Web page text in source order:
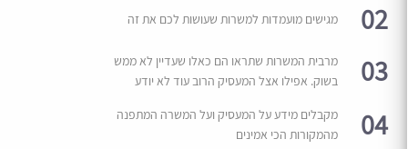
02 מגישים מועמדות למשרות שעושות לכם את זה
03
מרבית המשרות שתראו הם כאלו שעדיין לא ממש
בשוק. אפילו אצל המעסיק הרוב עוד לא יודע
04
מקבלים מידע על המעסיק ועל המשרה המתפנה
מהמקורות הכי אמינים